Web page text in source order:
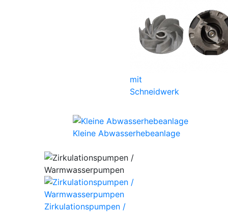
mit
Schneidwerk
Kleine Abwasserhebeanlage
Zirkulationspumpen /